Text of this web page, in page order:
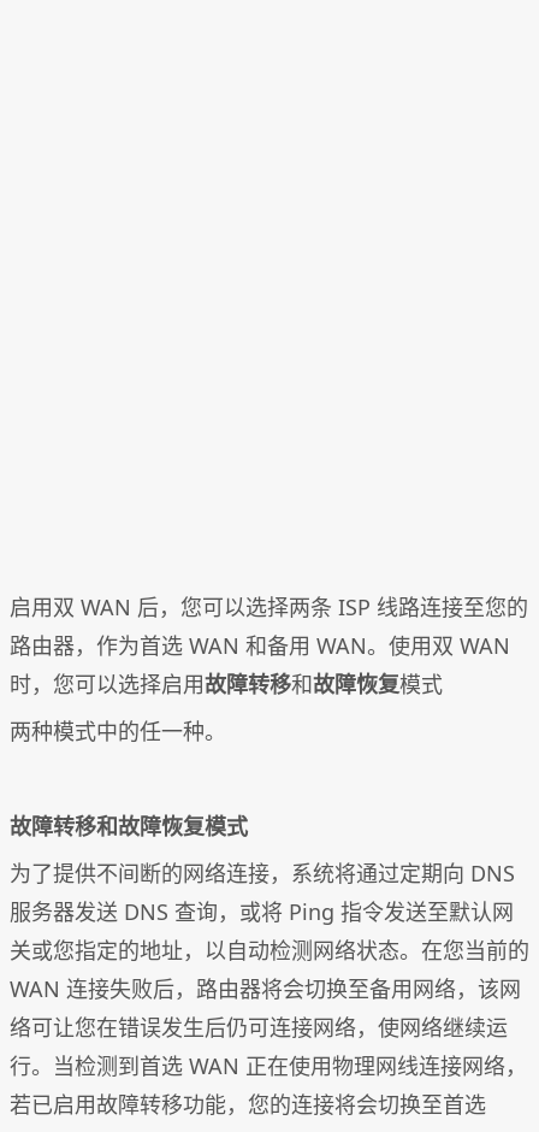
启用双 WAN 后，您可以选择两条 ISP 线路连接至您的
路由器，作为首选 WAN 和备用 WAN。使用双 WAN
时，您可以选择启用故障转移和故障恢复模式
两种模式中的任一种。
故障转移和故障恢复模式
为了提供不间断的网络连接，系统将通过定期向 DNS
服务器发送 DNS 查询，或将 Ping 指令发送至默认网
关或您指定的地址，以自动检测网络状态。在您当前的
WAN 连接失败后，路由器将会切换至备用网络，该网
络可让您在错误发生后仍可连接网络，使网络继续运
行。当检测到首选 WAN 正在使用物理网线连接网络，
若已启用故障转移功能，您的连接将会切换至首选